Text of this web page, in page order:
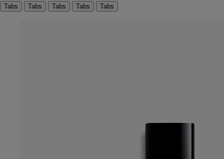
Tabs Tabs Tabs Tabs Tabs